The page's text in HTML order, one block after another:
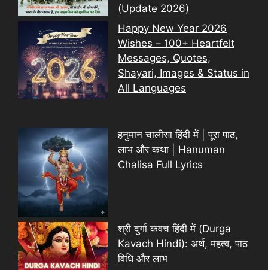
(Update 2026)
Happy New Year 2026
Wishes – 100+ Heartfelt
Messages, Quotes,
Shayari, Images & Status in
All Languages
हनुमान चालीसा हिंदी में | पूरा पाठ,
लाभ और कथा | Hanuman
Chalisa Full Lyrics
श्री दुर्गा कवच हिंदी में (Durga
Kavach Hindi): अर्थ, महत्व, पाठ
विधि और लाभ